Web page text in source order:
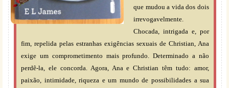
que mudou a vida dos dois
irrevogavelmente.
Chocada, intrigada e, por
fim, repelida pelas estranhas exigências sexuais de Christian, Ana
exige um comprometimento mais profundo. Determinado a não
perdê-la, ele concorda. Agora, Ana e Christian têm tudo: amor,
paixão, intimidade, riqueza e um mundo de possibilidades a sua